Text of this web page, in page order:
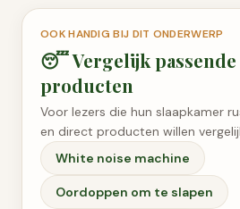
OOK HANDIG BIJ DIT ONDERWERP
😴Vergelijk passende
producten
Voor lezers die hun slaapkamer
en direct producten willen
White noise machine
Oordoppen om te slapen